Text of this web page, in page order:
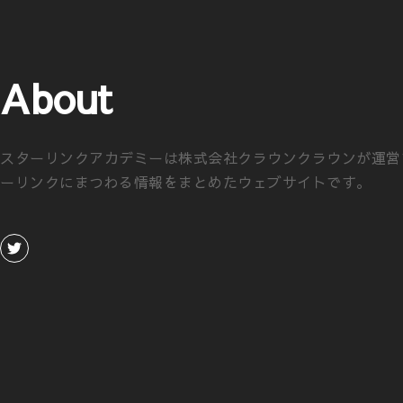
About
スターリンクアカデミーは株式会社クラウンクラウンが運
ーリンクにまつわる情報をまとめたウェブサイトです。